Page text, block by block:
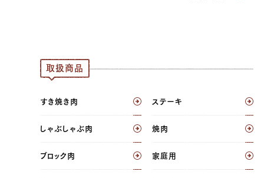
取扱商品
すき焼き肉 ステーキ
しゃぶしゃぶ肉 焼肉
ブロック肉 家庭用